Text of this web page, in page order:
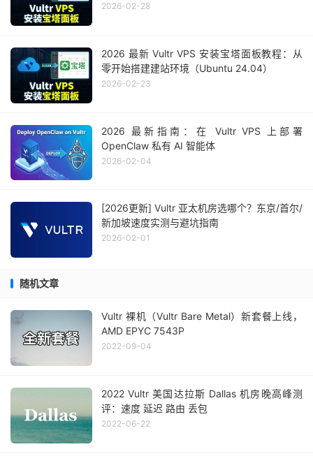
2026-02-28
2026 最新 Vultr VPS 安装宝塔面板教程：从
零开始搭建建站环境（Ubuntu 24.04）
2026-02-23
2026 最新指南：在 Vultr VPS 上部署
OpenClaw 私有 AI 智能体
2026-02-04
[2026更新] Vultr 亚太机房选哪个？东京/首尔/
新加坡速度实测与避坑指南
2026-02-01
随机文章
Vultr 裸机（Vultr Bare Metal）新套餐上线，
AMD EPYC 7543P
2022-09-04
2022 Vultr 美国达拉斯 Dallas 机房晚高峰测
评：速度 延迟 路由 丢包
2022-06-22